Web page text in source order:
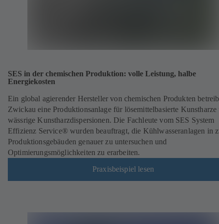
SES in der chemischen Produktion: volle Leistung, halbe
Energiekosten
Ein global agierender Hersteller von chemischen Produkten
Zwickau eine Produktionsanlage für lösemittelbasierte Kunstharze
wässrige Kunstharzdispersionen. Die Fachleute vom SES System
Effizienz Service® wurden beauftragt, die Kühlwasseranlagen in
Produktionsgebäuden genauer zu untersuchen und
Optimierungsmöglichkeiten zu erarbeiten.
Praxisbeispiel lesen